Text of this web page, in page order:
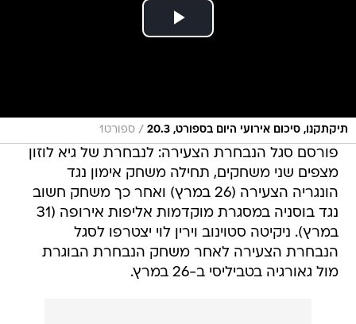
תיקתקנו, סיכום אירועי היום בספורט, 20.3 / ספורט1
פורסם סגל הנבחרת הצעירה: לנבחרת של גיא לוזון
מצפים שני משחקים, תחילה משחק אימון נגד
הונגריה הצעירה (26 במרץ) ואחר כך משחק חשוב
נגד בוסניה במסגרת מוקדמות אליפות אירופה (31
במרץ). ניקיטה סטוינוב וירין לוי יצטרפו לסגל
הנבחרת הצעירה לאחר משחק הנבחרת הבוגרת
מול גאורגיה בטביליסי ב-26 במרץ.